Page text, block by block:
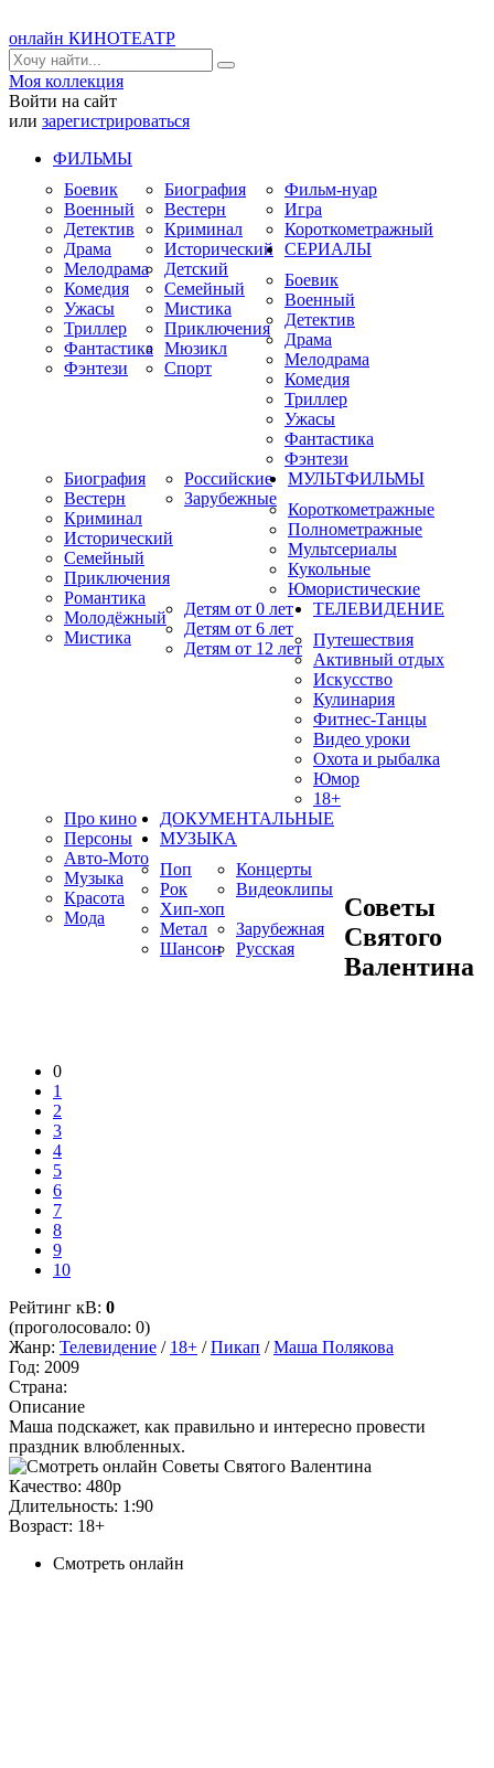
онлайн КИНОТЕАТР
Моя коллекция
Войти на сайт
или зарегистрироваться
ФИЛЬМЫ
Боевик
Военный
Детектив
Драма
Мелодрама
Комедия
Ужасы
Триллер
Фантастика
Фэнтези
Биография
Вестерн
Криминал
Исторический
Детский
Семейный
Мистика
Приключения
Мюзикл
Спорт
Фильм-нуар
Игра
Короткометражный
СЕРИАЛЫ
Боевик
Военный
Детектив
Драма
Мелодрама
Комедия
Триллер
Ужасы
Фантастика
Фэнтези
Биография
Вестерн
Криминал
Исторический
Семейный
Приключения
Романтика
Молодёжный
Мистика
Российские
Зарубежные
МУЛЬТФИЛЬМЫ
Короткометражные
Полнометражные
Мультсериалы
Кукольные
Юмористические
Детям от 0 лет
Детям от 6 лет
Детям от 12 лет
ТЕЛЕВИДЕНИЕ
Путешествия
Активный отдых
Искусство
Кулинария
Фитнес-Танцы
Видео уроки
Охота и рыбалка
Юмор
18+
Про кино
Персоны
Авто-Мото
Музыка
Красота
Мода
ДОКУМЕНТАЛЬНЫЕ
МУЗЫКА
Поп
Рок
Хип-хоп
Метал
Шансон
Концерты
Видеоклипы
Зарубежная
Русская
Советы
Святого
Валентина
0
1
2
3
4
5
6
7
8
9
10
Рейтинг кВ: 0
(проголосовало: 0)
Жанр: Телевидение / 18+ /Пикап /Маша Полякова
Год: 2009
Страна:
Описание
Маша подскажет, как правильно и интересно провести
праздник влюбленных.
Качество: 480p
Длительность: 1:90
Возраст: 18+
Смотреть онлайн